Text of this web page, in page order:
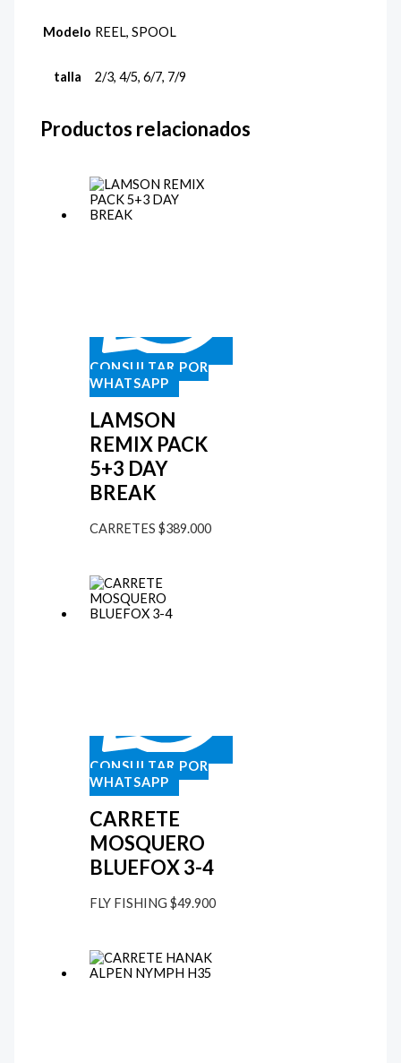
Modelo REEL, SPOOL
talla 2/3, 4/5, 6/7, 7/9
Productos relacionados
CONSULTAR POR
WHATSAPP
LAMSON
REMIX PACK
5+3 DAY
BREAK
CARRETES $389.000
CONSULTAR POR
WHATSAPP
CARRETE
MOSQUERO
BLUEFOX 3-4
FLY FISHING $49.900